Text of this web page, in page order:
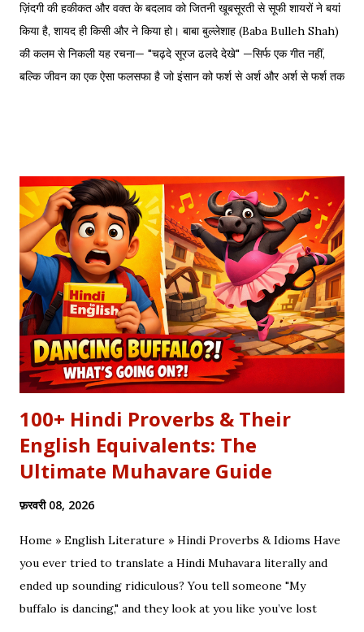
ज़िंदगी की हकीकत और वक्त के बदलाव को जितनी खूबसूरती से सूफी शायरों ने बयां
किया है, शायद ही किसी और ने किया हो। बाबा बुल्लेशाह (Baba Bulleh Shah)
की कलम से निकली यह रचना— "चढ़दे सूरज ढलदे देखे" —सिर्फ एक गीत नहीं,
बल्कि जीवन का एक ऐसा फलसफा है जो इंसान को फर्श से अर्श और अर्श से फर्श तक
वक्त बदलते देर नहीं लगती। जिस तरह नुसरत फतेह अली खान साहब ने तुम्हें
दिल्लगी भूल जानी पड़ेगी गाकर इश्क़ और इबादत का फर्क समझाया, उसी तरह यह
कलाम हमें 'शुक्र' (Gratitude) का पाठ पढ़ाता है। इस लेख में हम इस कालजयी
रचना के हिंदी बोल (Lyrics), उसके गूढ़ अर्थ और शब्दार्थ को विस्तार से समझेंगे।
...
100+ Hindi Proverbs & Their
English Equivalents: The
Ultimate Muhavare Guide
फ़रवरी 08, 2026
Home » English Literature » Hindi Proverbs & Idioms Have
you ever tried to translate a Hindi Muhavara literally and
ended up sounding ridiculous? You tell someone "My
buffalo is dancing," and they look at you like you’ve lost